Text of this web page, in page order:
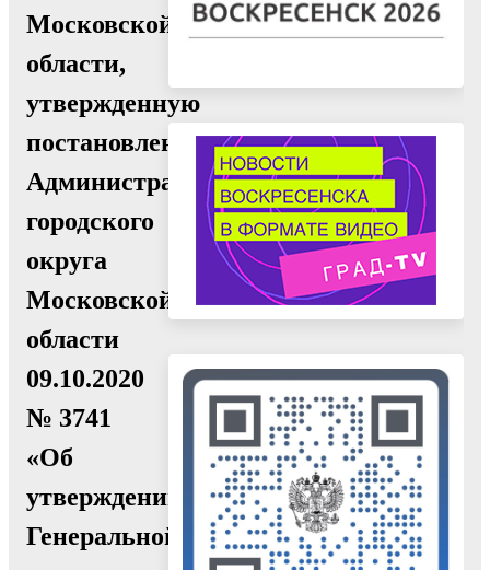
Московской
области,
утвержденную
постановлением
Администрации
городского
округа
Московской
области
09.10.2020
№ 3741
«Об
утверждении
Генеральной